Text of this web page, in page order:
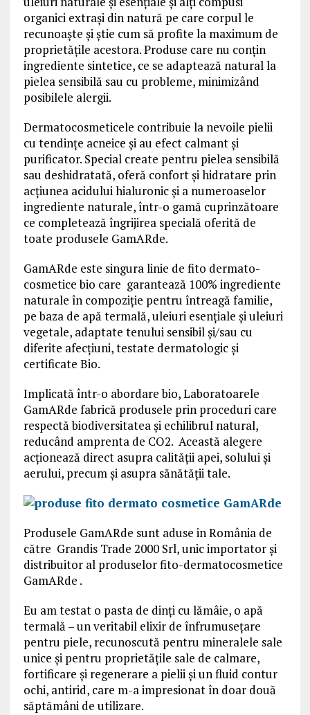
organici extrași din natură pe care corpul le
recunoaște și știe cum să profite la maximum de
proprietățile acestora. Produse care nu conțin
ingrediente sintetice, ce se adaptează natural la
pielea sensibilă sau cu probleme, minimizând
posibilele alergii.
Dermatocosmeticele contribuie la nevoile pielii
cu tendințe acneice și au efect calmant și
purificator. Special create pentru pielea sensibilă
sau deshidratată, oferă confort și hidratare prin
acțiunea acidului hialuronic și a numeroaselor
ingrediente naturale, într-o gamă cuprinzătoare
ce completează îngrijirea specială oferită de
toate produsele GamARde.
GamARde este singura linie de fito dermato-
cosmetice bio care garantează 100% ingrediente
naturale în compoziție pentru întreagă familie,
pe baza de apă termală, uleiuri esențiale și uleiuri
vegetale, adaptate tenului sensibil și/sau cu
diferite afecțiuni, testate dermatologic și
certificate Bio.
Implicată într-o abordare bio, Laboratoarele
GamARde fabrică produsele prin proceduri care
respectă biodiversitatea şi echilibrul natural,
reducând amprenta de CO2. Această alegere
acţionează direct asupra calităţii apei, solului şi
aerului, precum şi asupra sănătăţii tale.
Produsele GamARde sunt aduse in România de
către Grandis Trade 2000 Srl, unic importator şi
distribuitor al produselor fito-dermatocosmetice
GamARde .
Eu am testat o pasta de dinţi cu lămâie, o apă
termală – un veritabil elixir de înfrumuseţare
pentru piele, recunoscută pentru mineralele sale
unice şi pentru proprietăţile sale de calmare,
fortificare şi regenerare a pielii şi un fluid contur
ochi, antirid, care m-a impresionat în doar două
săptămâni de utilizare.